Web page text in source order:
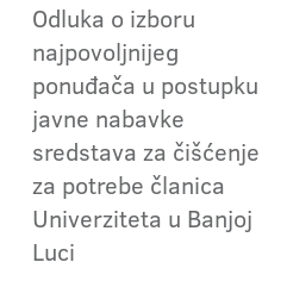
Odluka o izboru
najpovoljnijeg
ponuđača u postupku
javne nabavke
sredstava za čišćenje
za potrebe članica
Univerziteta u Banjoj
Luci